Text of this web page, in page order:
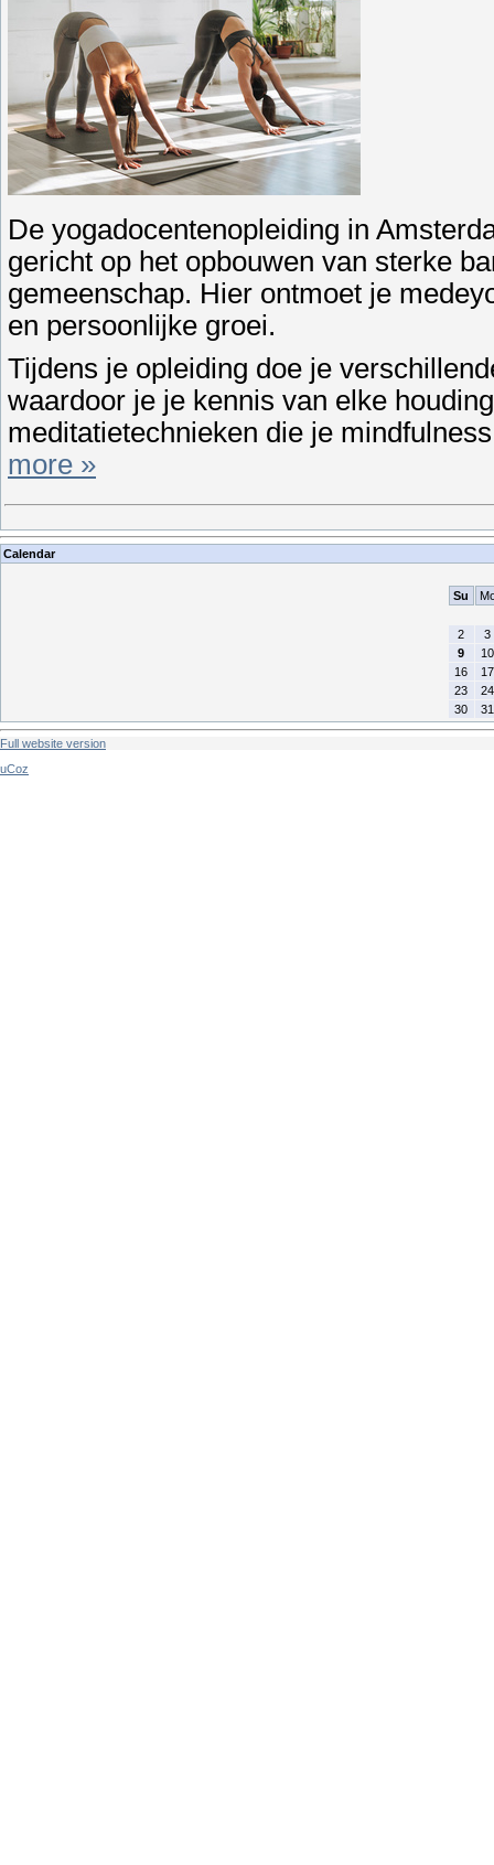
De yogadocentenopleiding in
gericht op het opbouwen van sterke
gemeenschap. Hier ontmoet je
en persoonlijke groei.
Tijdens je opleiding doe je
waardoor je je kennis van elke
meditatietechnieken die je
more »
Calendar
Su
2
3
9
10
16
17
23
24
30
31
Full website version
uCoz